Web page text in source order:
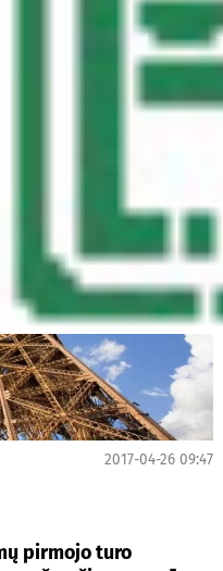
2017-04-26 09:47
pirmojo turo